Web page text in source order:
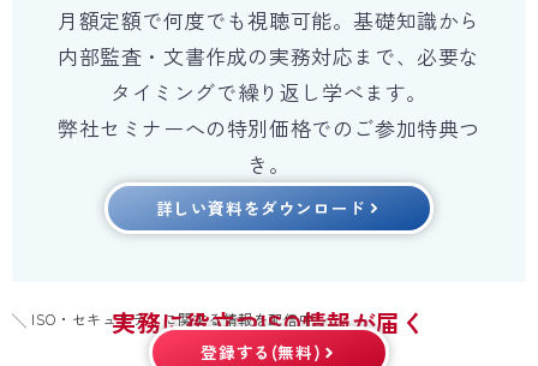
月額定額で何度でも視聴可能。基礎知識から
内部監査・文書作成の実務対応まで、必要な
タイミングで繰り返し学べます。
弊社セミナーへの特別価格でのご参加特典つ
き。
詳しい資料をダウンロード
╲ ISO・セキュリティに関する情報を配信中 ╱
実務に役立つISO情報が届く
登録する(無料)